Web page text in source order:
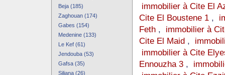
Beja (185)
Zaghouan (174)
Gabes (154)
Medenine (133)
Le Kef (61)
Jendouba (53)
Gafsa (35)
Siliana (26)
immobilier à Cite El
Cite El Boustene 1,
Feth, immobilier à
Cite El Maid,
immobilier à Cite
Ennouzha 3,